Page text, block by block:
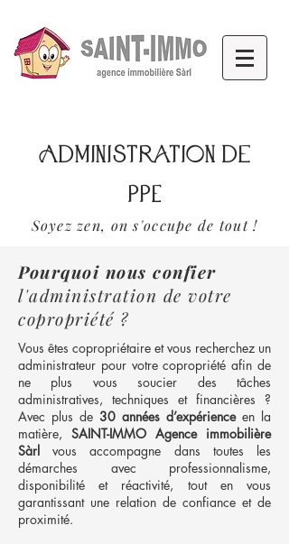
Administration de
PPE
Soyez zen, on s'occupe de tout !
Pourquoi nous confier
l'administration de votre
copropriété ?
Vous êtes copropriétaire et vous recherchez un
administrateur pour votre copropriété afin de
ne plus vous soucier des tâches
administratives, techniques et financières ?
Avec plus de 30 années d’expérienceen la
matière, SAINT-IMMO Agence immobilière
Sàrl vous accompagne dans toutes les
démarches avec professionnalisme,
disponibilité et réactivité, tout en vous
garantissant une relation de confiance et de
proximité.